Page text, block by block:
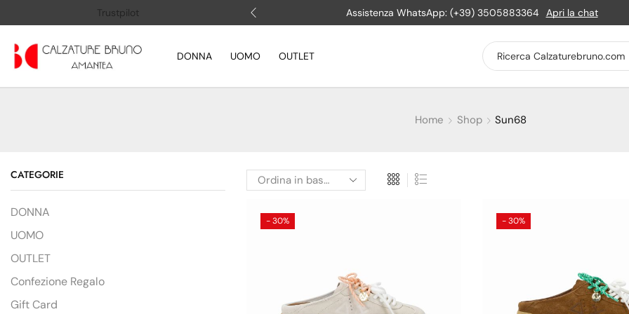
Trustpilot
Apri la chat Assistenza WhatsApp: (+39) 3505883364 Apri la chat
DONNA UOMO OUTLET
Home Shop Sun68
- 30% - 30%
CATEGORIE
DONNA
UOMO
OUTLET
Confezione Regalo
Gift Card